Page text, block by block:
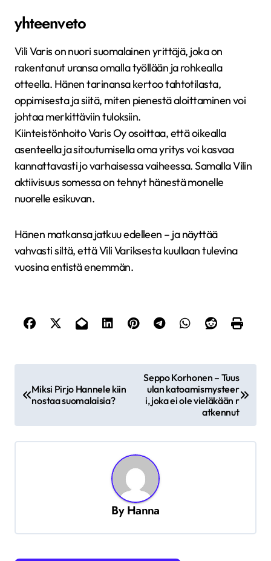
yhteenveto
Vili Varis on nuori suomalainen yrittäjä, joka on
rakentanut uransa omalla työllään ja rohkealla
otteella. Hänen tarinansa kertoo tahtotilasta,
oppimisesta ja siitä, miten pienestä aloittaminen voi
johtaa merkittäviin tuloksiin.
Kiinteistönhoito Varis Oy osoittaa, että oikealla
asenteella ja sitoutumisella oma yritys voi kasvaa
kannattavasti jo varhaisessa vaiheessa. Samalla Vilin
aktiivisuus somessa on tehnyt hänestä monelle
nuorelle esikuvan.
Hänen matkansa jatkuu edelleen – ja näyttää
vahvasti siltä, että Vili Variksesta kuullaan tulevina
vuosina entistä enemmän.
i
i
e
Miksi Pirjo Hannele kiin
nostaa suomalaisia?
Seppo Korhonen – Tuus
ulan katoamismysteer
i, joka ei ole vieläkään r
atkennut
ByHanna